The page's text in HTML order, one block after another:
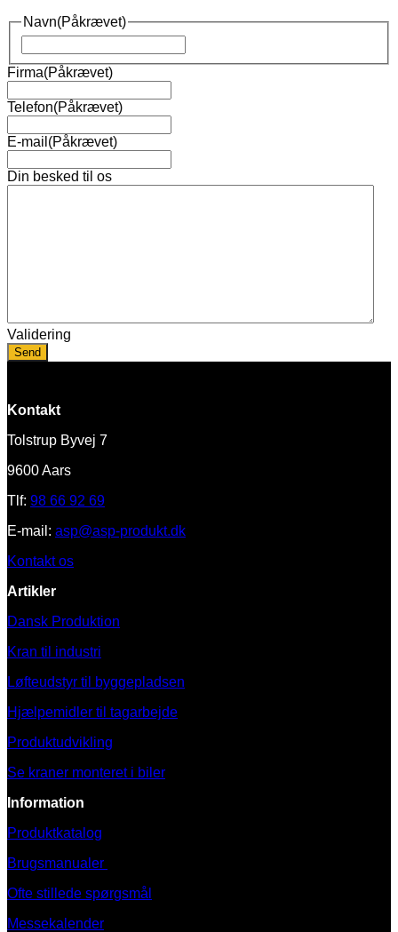
Navn(Påkrævet)
Firma(Påkrævet)
Telefon(Påkrævet)
E-mail (Påkrævet)
Din besked til os
Validering
Kontakt
Tolstrup Byvej 7
9600 Aars
Tlf: 98 66 92 69
E-mail: asp@asp-produkt.dk
Kontakt os
Artikler
Dansk Produktion
Kran til industri
Løfteudstyr til byggepladsen
Hjælpemidler til tagarbejde
Produktudvikling
Se kraner monteret i biler
Information
Produktkatalog
Brugsmanualer
Ofte stillede spørgsmål
Messekalender